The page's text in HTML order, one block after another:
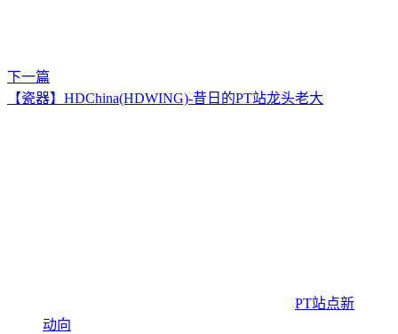
下一篇
【瓷器】HDChina(HDWING)-昔日的PT站龙头老大
PT站点新
动向